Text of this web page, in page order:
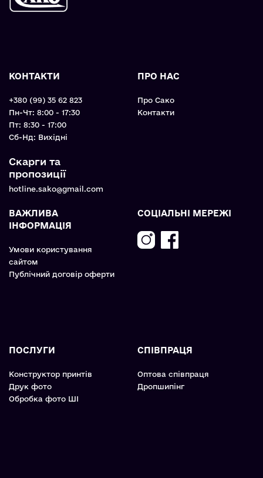
КОНТАКТИ
+380 (99) 35 62 823
Пн-Чт: 8:00 - 17:30
Пт: 8:30 - 17:00
Cб-Нд: Вихідні
Скарги та
пропозиції
hotline.sako@gmail.com
ПРО НАС
Про Сако
Контакти
ВАЖЛИВА
ІНФОРМАЦІЯ
Умови користування
сайтом
Публічний договір оферти
СОЦІАЛЬНІ МЕРЕЖІ
ПОСЛУГИ
Конструктор принтів
Друк фото
Обробка фото ШІ
СПІВПРАЦЯ
Оптова співпраця
Дропшипінг